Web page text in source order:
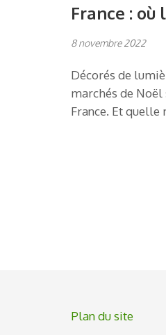
France : où
8 novembre 2022
Décorés de
marchés de
France. Et
Plan du site